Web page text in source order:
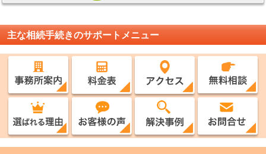
主な相続手続きのサポートメニュー